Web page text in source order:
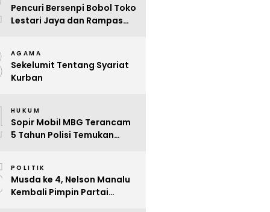
Pencuri Bersenpi Bobol Toko
Lestari Jaya dan Rampas
AGAMA
Sekelumit Tentang Syariat
Kurban
HUKUM
Sopir Mobil MBG Terancam
5 Tahun Polisi Temukan
POLITIK
Musda ke 4, Nelson Manalu
Kembali Pimpin Partai